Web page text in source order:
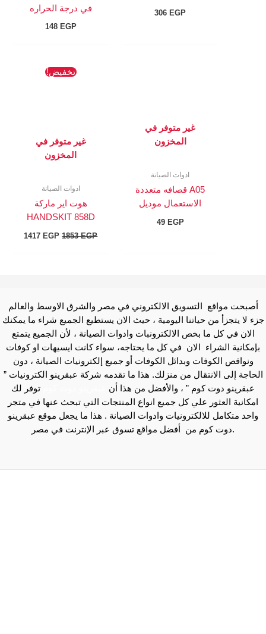
306 EGP
في درجة الحراره
148 EGP
غير متوفر في
المخزون
ادوات الصيانة
A05 قصافه متعددة
الاستعمال موديل
49 EGP
تخفيض!
غير متوفر في
المخزون
ادوات الصيانة
هوت اير ماركة
HANDSKIT 858D
1853EGP
السعر
1417EGP
أصبحت مواقع التسويق الالكتروني في مصر والشرق الاوسط والعالم
جزء لا يتجزأ من حياتنا اليومية ، حيث الان يستطيع الجميع شراء ما يمكنك
الان في كل ما بخص الالكترونبات وادوات الصيانة ، لأن الجميع يتمتع
بإمكانية الشراء الان في كل ما يحتاجه، سواء كانت ايسيهات او كوفات
ونواقص الكوفات وبدائل الكوفات أو جميع إلكترونيات الصيانة ، دون
الحاجة إلى الانتقال من منزلك. هذا ما تقدمه شركة عبقرينو الكترونيات ”
عبقرينو دوت كوم ” ، والأفضل من هذا أن
توفر لك
امكانية العثور علي كل جميع انواع المنتجات التي تبحث عنها في متجر
واحد متكامل للالكترونيات وادوات الصيانة . هذا ما يجعل موقع عبقرينو
دوت كوم من أفضل مواقع تسوق عبر الإنترنت في مصر.